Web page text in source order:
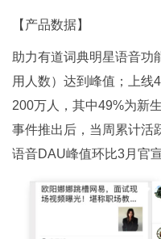
【产品数据】
助力有道词典明星语音功
用人数）达到峰值；上线
200万人，其中49%为新
事件推出后，当周累计活
语音DAU峰值环比3月官